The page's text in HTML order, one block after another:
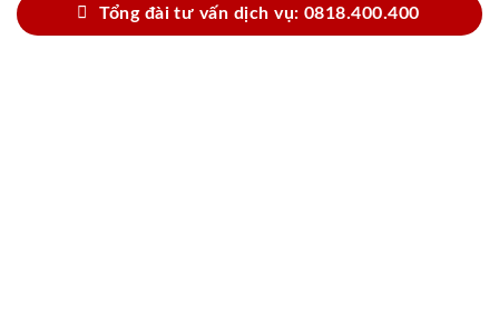
Tổng đài tư vấn dịch vụ: 0818.400.400